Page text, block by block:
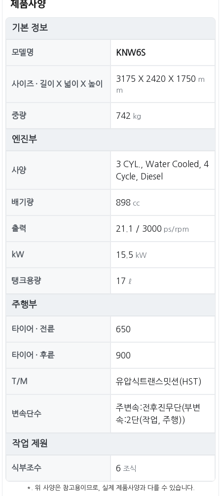
제품사양
기본 정보
모델명 KNW6S
사이즈 · 길이 X 넓이 X 높이
3175 X 2420 X 1750 m
m
중량 742 kg
엔진부
사양
3 CYL., Water Cooled, 4
Cycle, Diesel
배기량 898 cc
출력 21.1 / 3000 ps/rpm
kW 15.5 kW
탱크용량 17 ℓ
주행부
타이어 · 전륜 650
타이어 · 후륜 900
T/M 유압식트랜스밋션(HST)
변속단수
주변속:전후진무단(부변
속:2단(작업, 주행))
작업 제원
식부조수 6 조식
*. 위 사양은 참고용이므로, 실제 제품사양과 다를 수 있습니다.